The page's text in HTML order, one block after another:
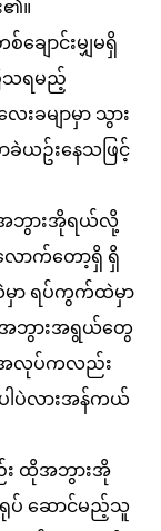
။
ောင်းမျှမရှိ
သရမည့်
ခမျာမှာ သွား
ယဥ်းနေသဖြင့်
အဘွားအိုရယ်လို့
ောက်တော့ရှိ ရှိ
မှာ ရပ်ကွက်ထဲမှာ
အဘွားအရွယ်တွေ
အလုပ်ကလည်း
ပဲလားအန်ကယ်
း ထိုအဘွားအို
ပ် ဆောင်မည့်သူ